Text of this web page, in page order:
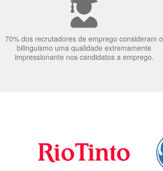
70% dos recrutadores de emprego consideram o
bilinguismo uma qualidade extremamente
impressionante nos candidatos a emprego.